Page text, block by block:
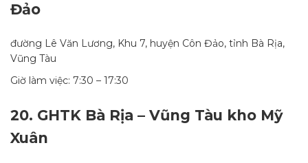
Đảo
đường Lê Văn Lương, Khu 7, huyện Côn Đảo, tỉnh Bà Rịa,
Vũng Tàu
Giờ làm việc: 7:30 – 17:30
20. GHTK Bà Rịa – Vũng Tàu kho Mỹ
Xuân